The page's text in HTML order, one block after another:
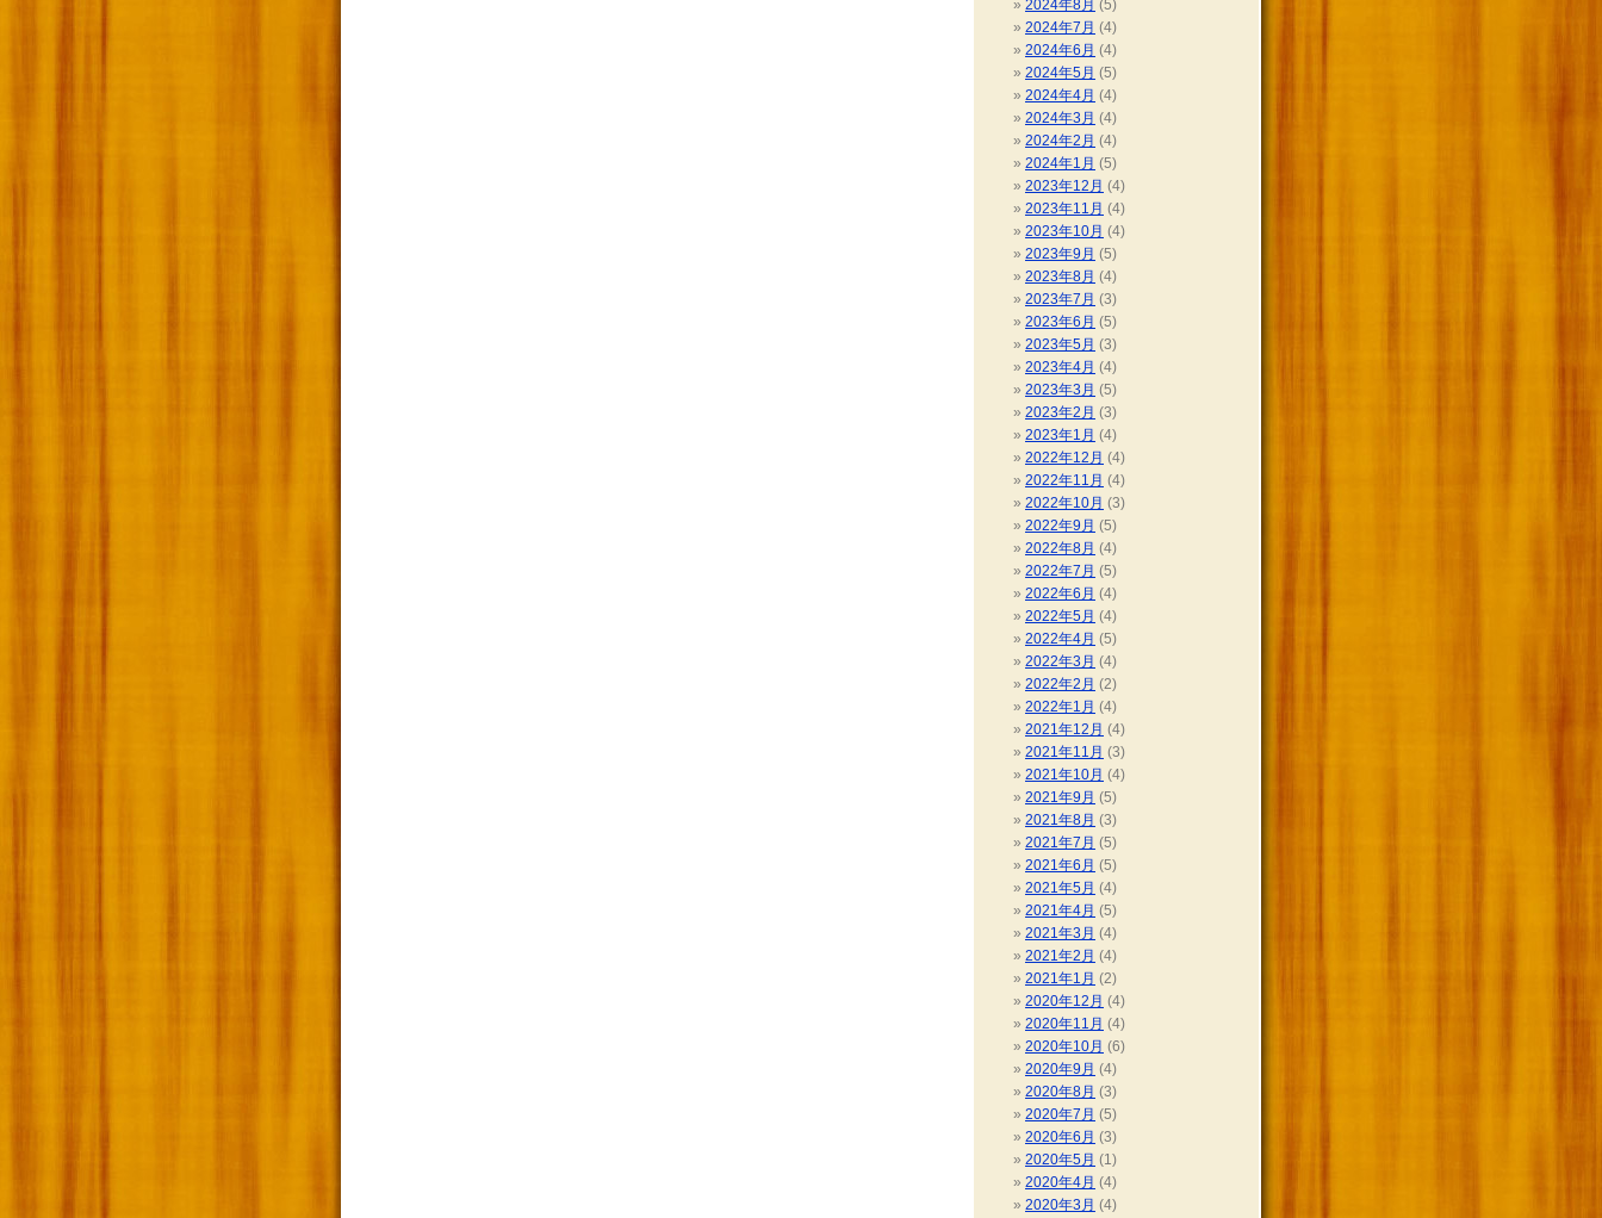
2024年8月 (5)
2024年7月 (4)
2024年6月 (4)
2024年5月 (5)
2024年4月 (4)
2024年3月 (4)
2024年2月 (4)
2024年1月 (5)
2023年12月 (4)
2023年11月 (4)
2023年10月 (4)
2023年9月 (5)
2023年8月 (4)
2023年7月 (3)
2023年6月 (5)
2023年5月 (3)
2023年4月 (4)
2023年3月 (5)
2023年2月 (3)
2023年1月 (4)
2022年12月 (4)
2022年11月 (4)
2022年10月 (3)
2022年9月 (5)
2022年8月 (4)
2022年7月 (5)
2022年6月 (4)
2022年5月 (4)
2022年4月 (5)
2022年3月 (4)
2022年2月 (2)
2022年1月 (4)
2021年12月 (4)
2021年11月 (3)
2021年10月 (4)
2021年9月 (5)
2021年8月 (3)
2021年7月 (5)
2021年6月 (5)
2021年5月 (4)
2021年4月 (5)
2021年3月 (4)
2021年2月 (4)
2021年1月 (2)
2020年12月 (4)
2020年11月 (4)
2020年10月 (6)
2020年9月 (4)
2020年8月 (3)
2020年7月 (5)
2020年6月 (3)
2020年5月 (1)
2020年4月 (4)
2020年3月 (4)